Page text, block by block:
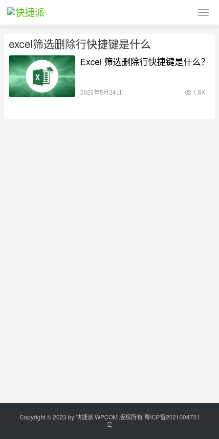
excel筛选删除行快捷键是什么
Excel 筛选删除行快捷键是什么？
2022年5月24日 1.8K
Copyright © 2023 by快捷派WPCOM 版权所有粤ICP备2021004751
号